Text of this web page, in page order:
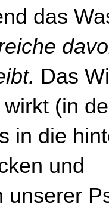
das
Das
(in
in die
und
unserer